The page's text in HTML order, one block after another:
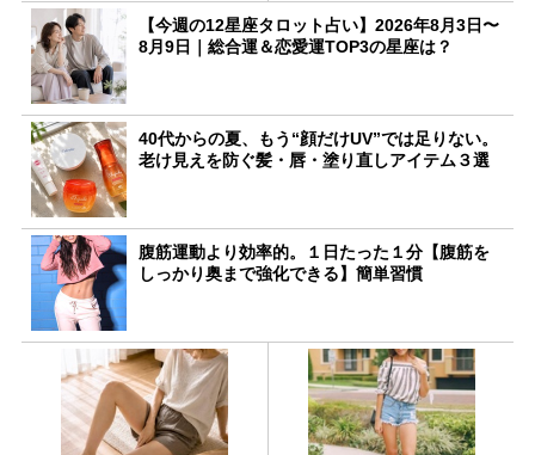
【今週の12星座タロット占い】2026年8月3日〜
8月9日｜総合運＆恋愛運TOP3の星座は？
40代からの夏、もう“顔だけUV”では足りない。
老け見えを防ぐ髪・唇・塗り直しアイテム３選
腹筋運動より効率的。１日たった１分【腹筋を
しっかり奥まで強化できる】簡単習慣